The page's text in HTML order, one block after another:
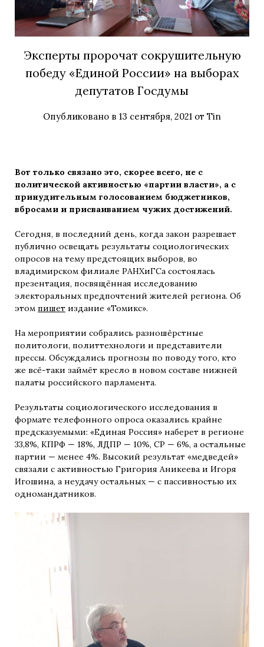
Эксперты пророчат сокрушительную
победу «Единой России» на выборах
депутатов Госдумы
Опубликовано в 13 сентября, 2021 от Tin
Вот только связано это, скорее всего, не с
политической активностью «партии власти», а с
принудительным голосованием бюджетников,
вбросами и присваиванием чужих достижений.
Сегодня, в последний день, когда закон разрешает
публично освещать результаты социологических
опросов на тему предстоящих выборов, во
владимирском филиале РАНХиГСа состоялась
презентация, посвящённая исследованию
электоральных предпочтений жителей региона. Об
этом пишет издание «Томикс».
На мероприятии собрались разношёрстные
политологи, политтехнологи и представители
прессы. Обсуждались прогнозы по поводу того, кто
же всё-таки займёт кресло в новом составе нижней
палаты российского парламента.
Результаты социологического исследования в
формате телефонного опроса оказались крайне
предсказуемыми: «Единая Россия» наберет в регионе
33,8%, КПРФ — 18%, ЛДПР — 10%, СР — 6%, а остальные
партии — менее 4%. Высокий результат «медведей»
связали с активностью Григория Аникеева и Игоря
Игошина, а неудачу остальных — с пассивностью их
одномандатников.